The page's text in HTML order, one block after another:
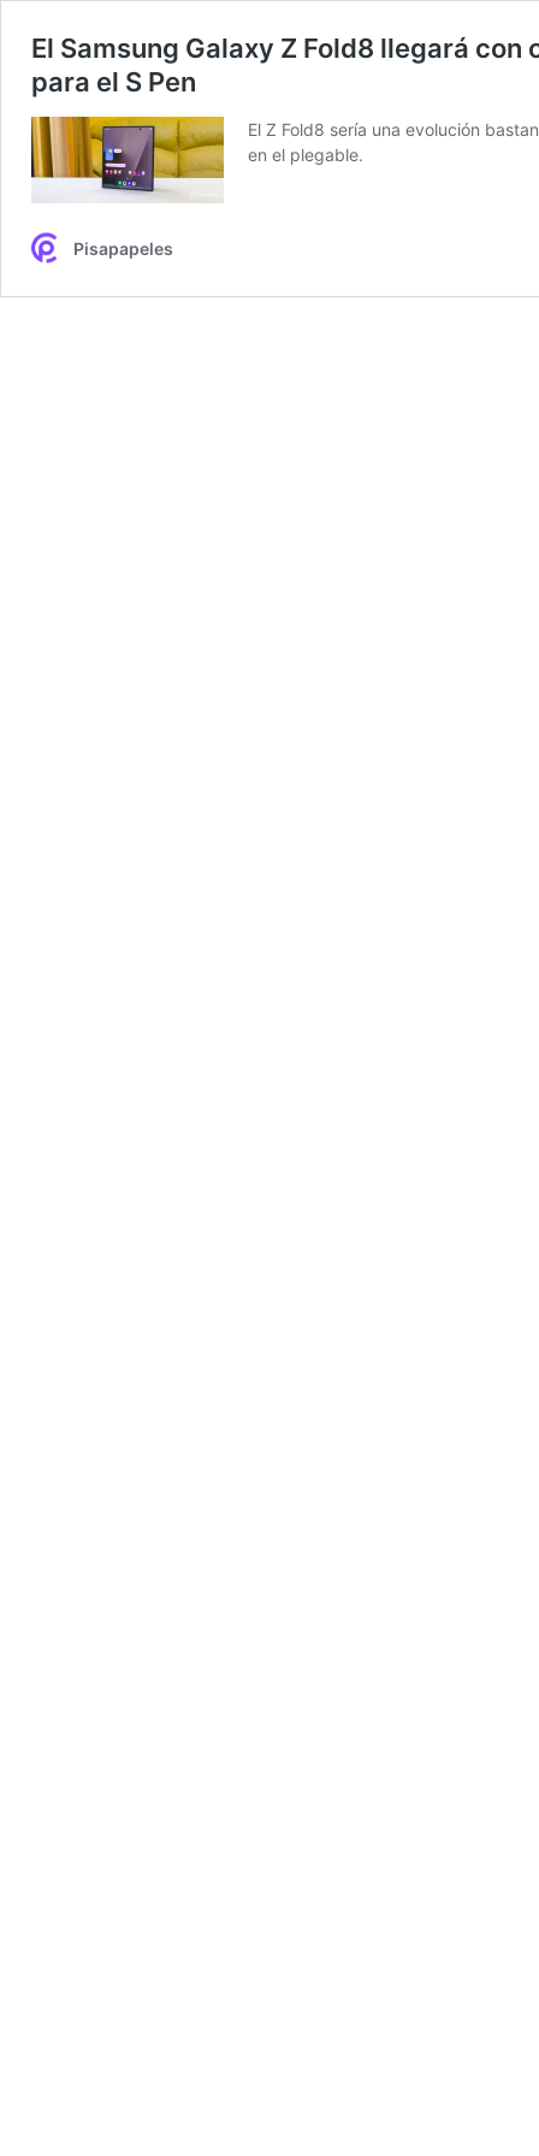
El Samsung Galaxy Z Fold8 llegará
para el S Pen
El Z Fold8 sería una evolución
en el plegable.
Pisapapeles